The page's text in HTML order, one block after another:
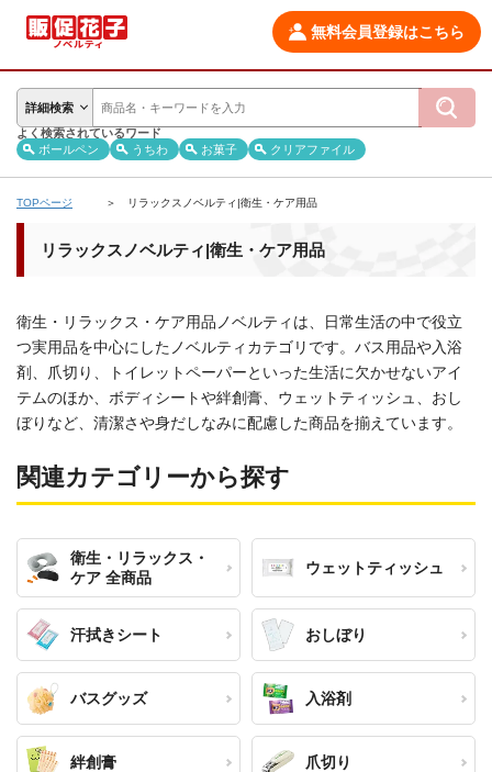
無料会員登録はこちら
詳細検索
よく検索されているワード
ボールペン
うちわ お菓子 クリアファイル
TOPページ リラックスノベルティ|衛生・ケア用品
リラックスノベルティ|衛生・ケア用品
衛生・リラックス・ケア用品ノベルティは、日常生活の中で役立
つ実用品を中心にしたノベルティカテゴリです。バス用品や入浴
剤、爪切り、トイレットペーパーといった生活に欠かせないアイ
テムのほか、ボディシートや絆創膏、ウェットティッシュ、おし
ぼりなど、清潔さや身だしなみに配慮した商品を揃えています。
関連カテゴリーから探す
衛生・リラックス・
ケア 全商品
ウェットティッシュ
汗拭きシート おしぼり
バスグッズ 入浴剤
絆創膏 爪切り